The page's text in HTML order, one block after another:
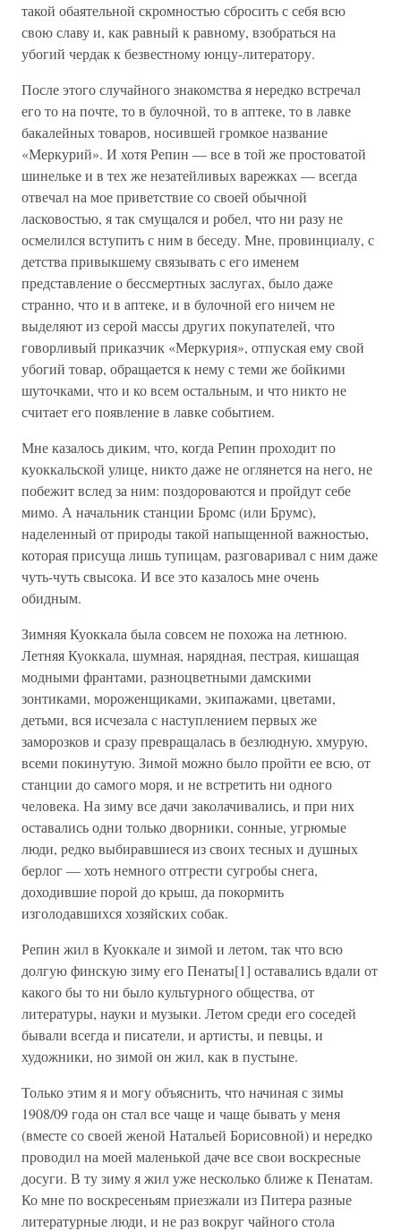
такой обаятельной скромностью сбросить с себя всю
свою славу и, как равный к равному, взобраться на
убогий чердак к безвестному юнцу-литератору.
После этого случайного знакомства я нередко встречал
его то на почте, то в булочной, то в аптеке, то в лавке
бакалейных товаров, носившей громкое название
«Меркурий». И хотя Репин — все в той же простоватой
шинельке и в тех же незатейливых варежках — всегда
отвечал на мое приветствие со своей обычной
ласковостью, я так смущался и робел, что ни разу не
осмелился вступить с ним в беседу. Мне, провинциалу, с
детства привыкшему связывать с его именем
представление о бессмертных заслугах, было даже
странно, что и в аптеке, и в булочной его ничем не
выделяют из серой массы других покупателей, что
говорливый приказчик «Меркурия», отпуская ему свой
убогий товар, обращается к нему с теми же бойкими
шуточками, что и ко всем остальным, и что никто не
считает его появление в лавке событием.
Мне казалось диким, что, когда Репин проходит по
куоккальской улице, никто даже не оглянется на него, не
побежит вслед за ним: поздороваются и пройдут себе
мимо. А начальник станции Бромс (или Брумс),
наделенный от природы такой напыщенной важностью,
которая присуща лишь тупицам, разговаривал с ним даже
чуть-чуть свысока. И все это казалось мне очень
обидным.
Зимняя Куоккала была совсем не похожа на летнюю.
Летняя Куоккала, шумная, нарядная, пестрая, кишащая
модными франтами, разноцветными дамскими
зонтиками, мороженщиками, экипажами, цветами,
детьми, вся исчезала с наступлением первых же
заморозков и сразу превращалась в безлюдную, хмурую,
всеми покинутую. Зимой можно было пройти ее всю, от
станции до самого моря, и не встретить ни одного
человека. На зиму все дачи заколачивались, и при них
оставались одни только дворники, сонные, угрюмые
люди, редко выбиравшиеся из своих тесных и душных
берлог — хоть немного отгрести сугробы снега,
доходившие порой до крыш, да покормить
изголодавшихся хозяйских собак.
Репин жил в Куоккале и зимой и летом, так что всю
долгую финскую зиму его Пенаты[1] оставались вдали от
какого бы то ни было культурного общества, от
литературы, науки и музыки. Летом среди его соседей
бывали всегда и писатели, и артисты, и певцы, и
художники, но зимой он жил, как в пустыне.
Только этим я и могу объяснить, что начиная с зимы
1908/09 года он стал все чаще и чаще бывать у меня
(вместе со своей женой Натальей Борисовной) и нередко
проводил на моей маленькой даче все свои воскресные
досуги. В ту зиму я жил уже несколько ближе к Пенатам.
Ко мне по воскресеньям приезжали из Питера разные
литературные люди, и не раз вокруг чайного стола